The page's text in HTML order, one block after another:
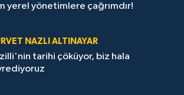
yerel yönetimlere çağrımdır!
NAZLI ALTINAYAR
tarihi çöküyor, biz hala